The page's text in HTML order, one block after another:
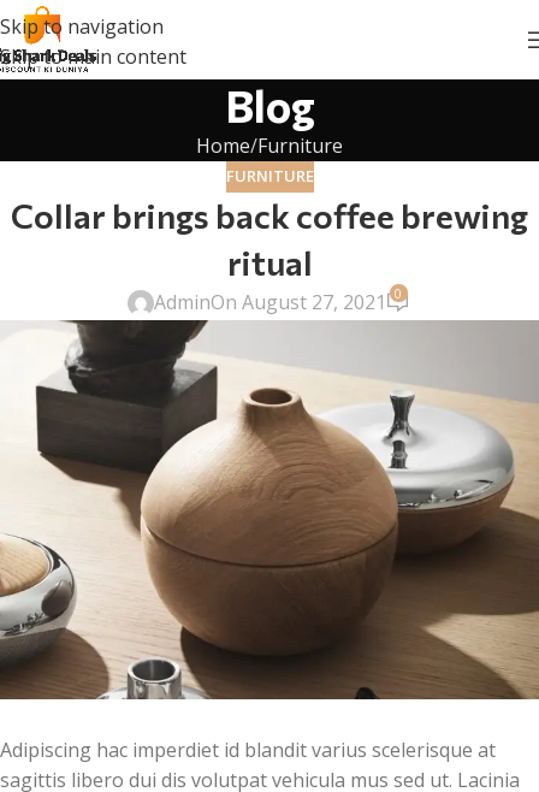
Skip to navigation
Skip to main content
Blog
Home Furniture
FURNITURE
Collar brings back coffee brewing
ritual
AdminOn August 27, 2021 0
Adipiscing hac imperdiet id blandit varius scelerisque at
sagittis libero dui dis volutpat vehicula mus sed ut. Lacinia